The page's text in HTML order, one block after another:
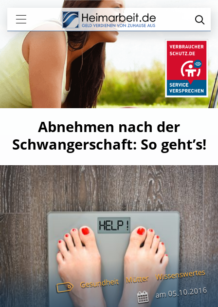
Abnehmen nach der
Schwangerschaft: So geht’s!
Gesundheit Mütter Wissenswertes
am05.10.2016